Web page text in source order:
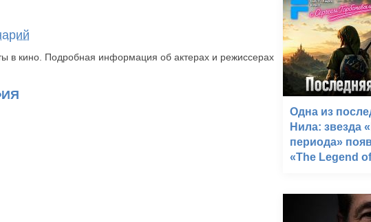
в кино. Подробная информация об актерах и режиссерах
Одна из
Нила: звезда
периода»
«The Legend